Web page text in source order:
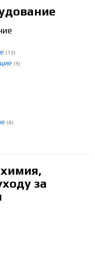
(13)
(9)
(8)
за